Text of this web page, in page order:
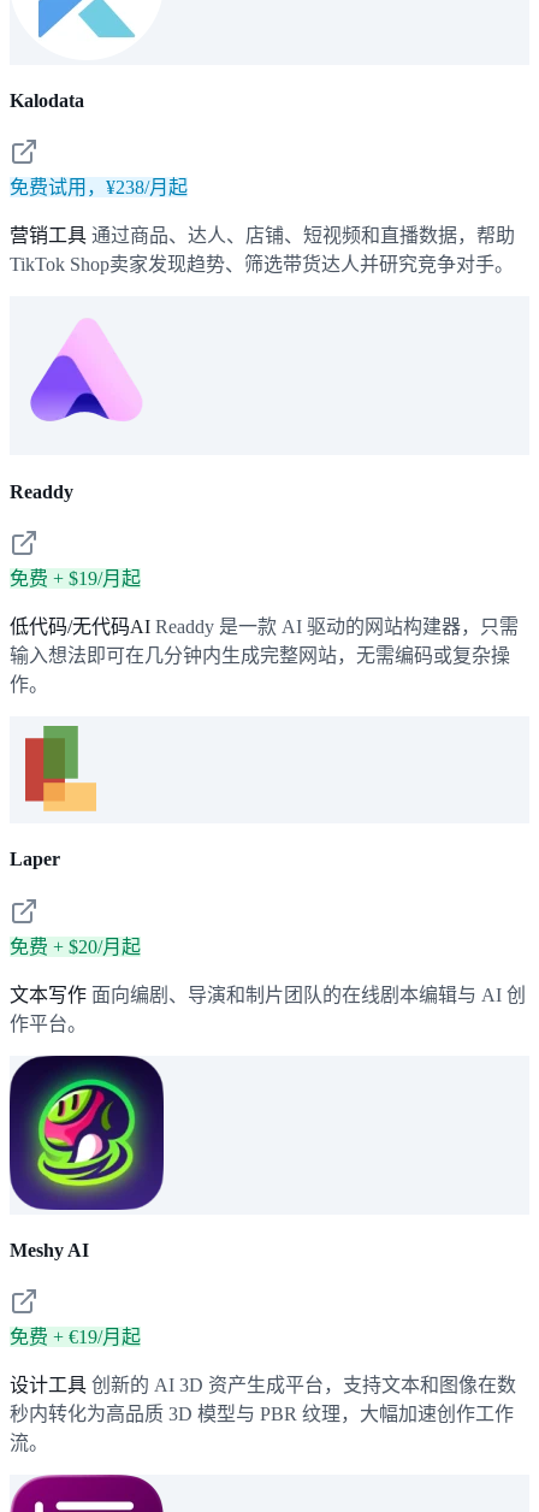
Kalodata
免费试用，¥238/月起
营销工具 通过商品、达人、店铺、短视频和直播数据，帮助
TikTok Shop卖家发现趋势、筛选带货达人并研究竞争对手。
Readdy
免费 + $19/月起
低代码/无代码AI Readdy 是一款 AI 驱动的网站构建器，只需
输入想法即可在几分钟内生成完整网站，无需编码或复杂操
作。
Laper
免费 + $20/月起
文本写作 面向编剧、导演和制片团队的在线剧本编辑与 AI 创
作平台。
Meshy AI
免费 + €19/月起
设计工具 创新的 AI 3D 资产生成平台，支持文本和图像在数
秒内转化为高品质 3D 模型与 PBR 纹理，大幅加速创作工作
流。